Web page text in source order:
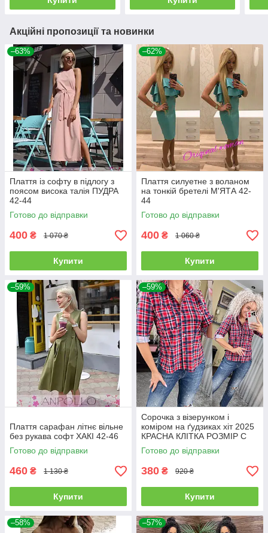
Акційні пропозиції та новинки
–63%
Плаття із софту в підлогу з
поясом висока талія ПУДРА
42-44
Готово до відправки
400 ₴ 1 070 ₴
Купити
–62%
Плаття силуетне з воланом
на тонкій бретелі М'ЯТА 42-
44
Готово до відправки
400 ₴ 1 060 ₴
Купити
–59%
Плаття сарафан літнє вільне
без рукава софт ХАКІ 42-46
Готово до відправки
460 ₴ 1 130 ₴
Купити
–59%
Сорочка з візерунком і
коміром на ґудзиках хіт 2025
КРАСНА КЛІТКА РОЗМІР С
Готово до відправки
380 ₴ 920 ₴
Купити
–58% –57%